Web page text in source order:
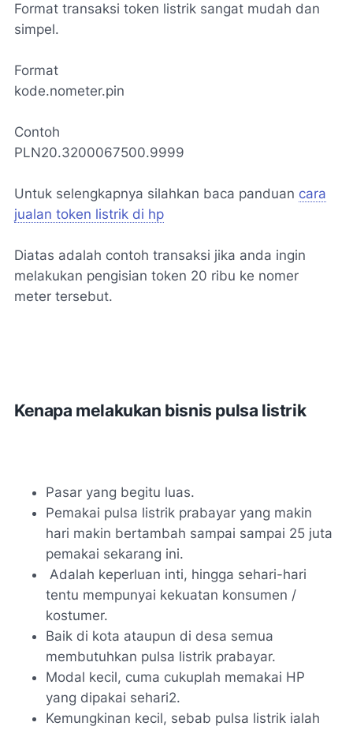
Format transaksi token listrik sangat mudah dan
simpel.
Format
kode.nometer.pin
Contoh
PLN20.3200067500.9999
Untuk selengkapnya silahkan baca panduan cara
jualan token listrik di hp
Diatas adalah contoh transaksi jika anda ingin
melakukan pengisian token 20 ribu ke nomer
meter tersebut.
Kenapa melakukan bisnis pulsa listrik
Pasar yang begitu luas.
Pemakai pulsa listrik prabayar yang makin
hari makin bertambah sampai sampai 25 juta
pemakai sekarang ini.
Adalah keperluan inti, hingga sehari-hari
tentu mempunyai kekuatan konsumen /
kostumer.
Baik di kota ataupun di desa semua
membutuhkan pulsa listrik prabayar.
Modal kecil, cuma cukuplah memakai HP
yang dipakai sehari2.
Kemungkinan kecil, sebab pulsa listrik ialah